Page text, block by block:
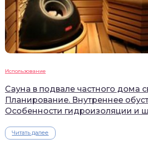
Использование
Сауна в подвале частного дома
Планирование. Внутреннее
Особенности гидроизоляции и
Читать далее